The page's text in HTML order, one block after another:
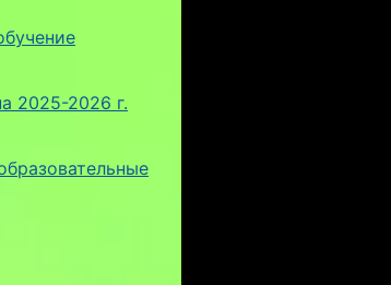
2025-2026 г.